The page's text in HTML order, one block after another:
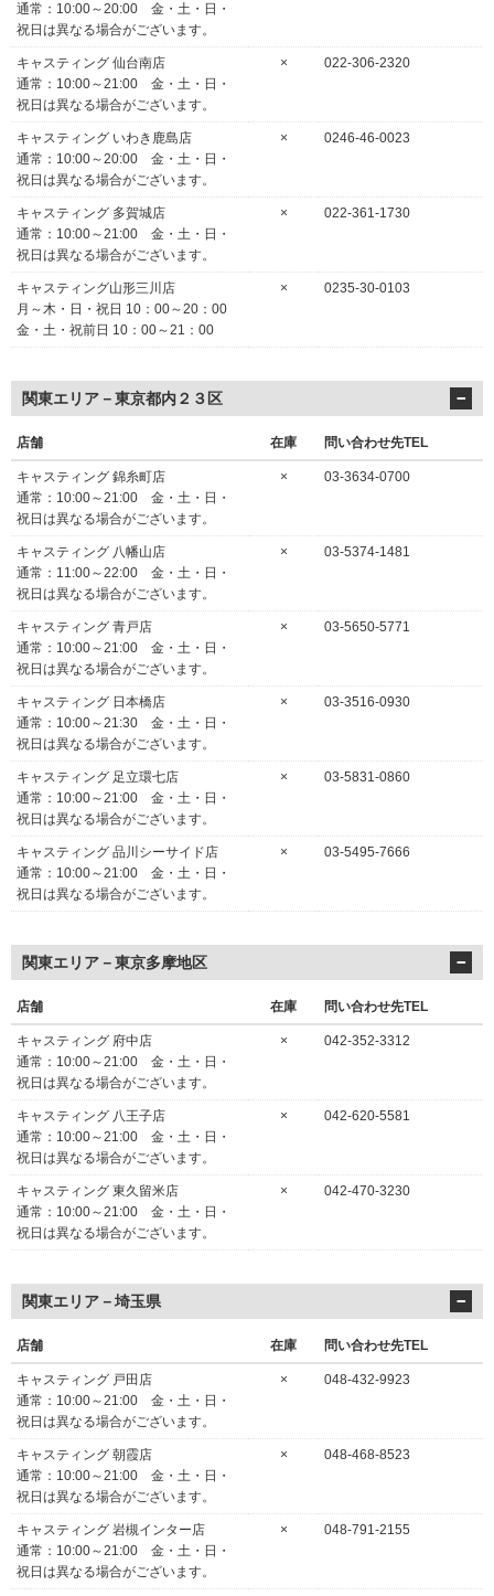
通常：10:00～20:00 金・土・日・
祝日は異なる場合がございます。
キャスティング 仙台南店
通常：10:00～21:00 金・土・日・
祝日は異なる場合がございます。
× 022-306-2320
キャスティング いわき鹿島店
通常：10:00～20:00 金・土・日・
祝日は異なる場合がございます。
× 0246-46-0023
キャスティング 多賀城店
通常：10:00～21:00 金・土・日・
祝日は異なる場合がございます。
× 022-361-1730
キャスティング山形三川店
月～木・日・祝日 10：00～20：00
金・土・祝前日 10：00～21：00
× 0235-30-0103
関東エリア－東京都内２３区
店舗 在庫 問い合わせ先TEL
キャスティング 錦糸町店
通常：10:00～21:00 金・土・日・
祝日は異なる場合がございます。
× 03-3634-0700
キャスティング 八幡山店
通常：11:00～22:00 金・土・日・
祝日は異なる場合がございます。
× 03-5374-1481
キャスティング 青戸店
通常：10:00～21:00 金・土・日・
祝日は異なる場合がございます。
× 03-5650-5771
キャスティング 日本橋店
通常：10:00～21:30 金・土・日・
祝日は異なる場合がございます。
× 03-3516-0930
キャスティング 足立環七店
通常：10:00～21:00 金・土・日・
祝日は異なる場合がございます。
× 03-5831-0860
キャスティング 品川シーサイド店
通常：10:00～21:00 金・土・日・
祝日は異なる場合がございます。
× 03-5495-7666
関東エリア－東京多摩地区
店舗 在庫 問い合わせ先TEL
キャスティング 府中店
通常：10:00～21:00 金・土・日・
祝日は異なる場合がございます。
× 042-352-3312
キャスティング 八王子店
通常：10:00～21:00 金・土・日・
祝日は異なる場合がございます。
× 042-620-5581
キャスティング 東久留米店
通常：10:00～21:00 金・土・日・
祝日は異なる場合がございます。
× 042-470-3230
関東エリア－埼玉県
店舗 在庫 問い合わせ先TEL
キャスティング 戸田店
通常：10:00～21:00 金・土・日・
祝日は異なる場合がございます。
× 048-432-9923
キャスティング 朝霞店
通常：10:00～21:00 金・土・日・
祝日は異なる場合がございます。
× 048-468-8523
キャスティング 岩槻インター店
通常：10:00～21:00 金・土・日・
祝日は異なる場合がございます。
× 048-791-2155